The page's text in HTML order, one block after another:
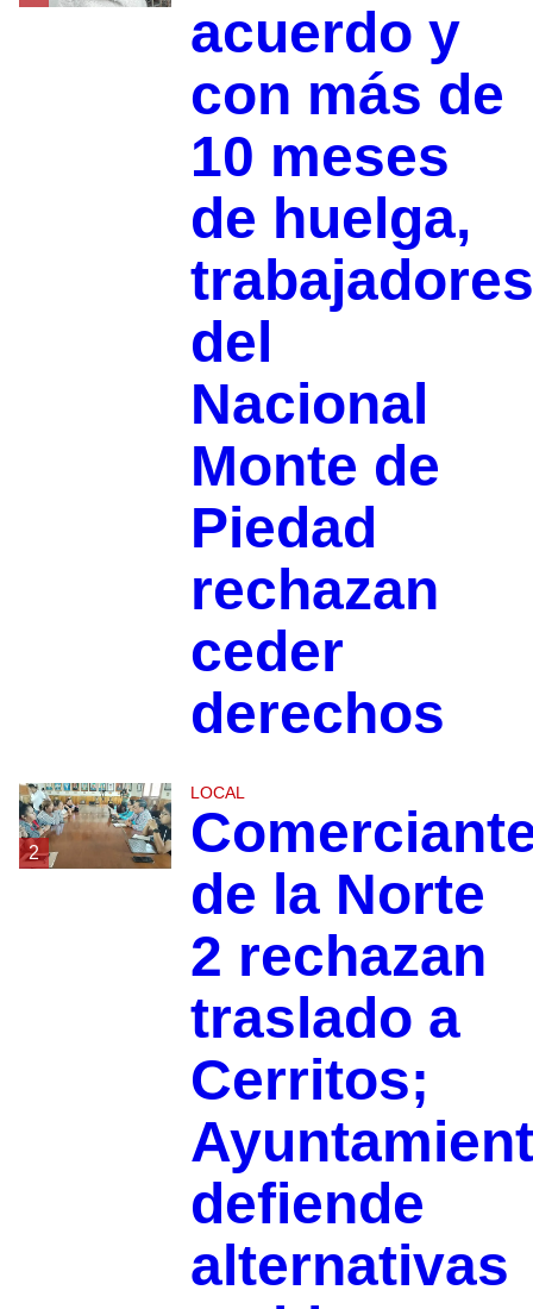
acuerdo y
con más de
10 meses
de huelga,
trabajadores
del
Nacional
Monte de
Piedad
rechazan
ceder
derechos
2
LOCAL
de la Norte
2 rechazan
traslado a
Cerritos;
defiende
alternativas